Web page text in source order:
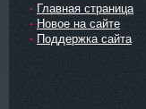
Главная страница
Новое на сайте
Поддержка сайта